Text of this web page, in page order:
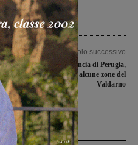
Articolo successivo
Terremoto in provincia di Perugia,
avvertito anche in alcune zone del
Valdarno